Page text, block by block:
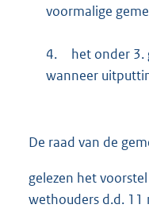
voormalige
4.
het onder 3.
wanneer
De raad van de
gelezen het
wethouders d.d. 11